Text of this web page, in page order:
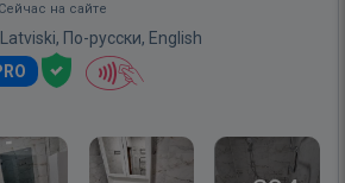
Сейчас на сайте
Latviski, По-русски, English